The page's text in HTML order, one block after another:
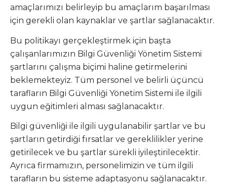
amaçlarımızı belirleyip bu amaçlarım başarılması
için gerekli olan kaynaklar ve şartlar sağlanacaktır.
Bu politikayı gerçekleştirmek için başta
çalışanlarımızın Bilgi Güvenliği Yönetim Sistemi
şartlarını çalışma biçimi haline getirmelerini
beklemekteyiz. Tüm personel ve belirli üçüncü
tarafların Bilgi Güvenliği Yönetim Sistemi ile ilgili
uygun eğitimleri alması sağlanacaktır.
Bilgi güvenliği ile ilgili uygulanabilir şartlar ve bu
şartların getirdiği fırsatlar ve gereklilikler yerine
getirilecek ve bu şartlar sürekli iyileştirilecektir.
Ayrıca firmamızın, personelimizin ve tüm ilgili
tarafların bu sisteme adaptasyonu sağlanacaktır.